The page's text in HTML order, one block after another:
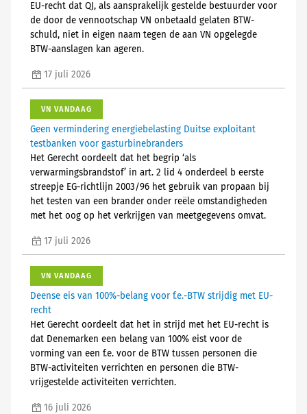
EU-recht dat QJ, als aansprakelijk gestelde bestuurder voor
de door de vennootschap VN onbetaald gelaten BTW-
schuld, niet in eigen naam tegen de aan VN opgelegde
BTW-aanslagen kan ageren.
17 juli 2026
VN VANDAAG
Geen vermindering energiebelasting Duitse exploitant
testbanken voor gasturbinebranders
Het Gerecht oordeelt dat het begrip ‘als
verwarmingsbrandstof’ in art. 2 lid 4 onderdeel b eerste
streepje EG-richtlijn 2003/96 het gebruik van propaan bij
het testen van een brander onder reële omstandigheden
met het oog op het verkrijgen van meetgegevens omvat.
17 juli 2026
VN VANDAAG
Deense eis van 100%-belang voor f.e.-BTW strijdig met EU-
recht
Het Gerecht oordeelt dat het in strijd met het EU-recht is
dat Denemarken een belang van 100% eist voor de
vorming van een f.e. voor de BTW tussen personen die
BTW-activiteiten verrichten en personen die BTW-
vrijgestelde activiteiten verrichten.
16 juli 2026